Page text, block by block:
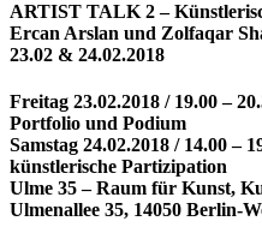
ARTIST TALK 2 –
Ercan Arslan und Zolfaqar
23.02 & 24.02.2018
Freitag 23.02.2018 / 19.00 –
Portfolio und Podium
Samstag 24.02.2018 / 14.00 –
künstlerische Partizipation
Ulme 35 – Raum für Kunst,
Ulmenallee 35, 14050 Berlin-